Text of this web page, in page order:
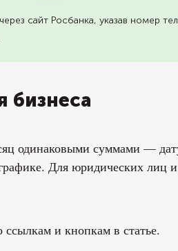
сайт Росбанка, указав номер
бизнеса
одинаковыми суммами —
Для юридических лиц
и кнопкам в статье.